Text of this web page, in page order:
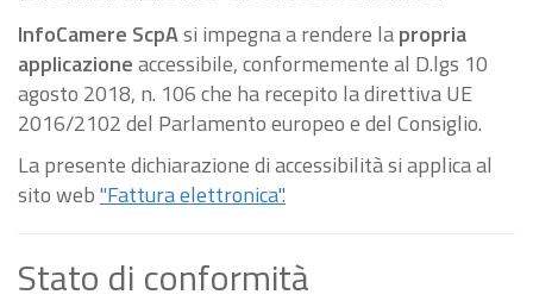
InfoCamere ScpAsi impegna a rendere lapropria
applicazioneaccessibile, conformemente al D.lgs 10
agosto 2018, n. 106 che ha recepito la direttiva UE
2016/2102 del Parlamento europeo e del Consiglio.
La presente dichiarazione di accessibilità si applica al
sito web"Fattura elettronica".
Stato di conformità